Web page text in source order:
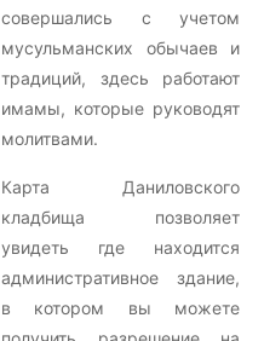
совершались с учетом
мусульманских обычаев и
традиций, здесь работают
имамы, которые руководят
молитвами.
Карта Даниловского
кладбища позволяет
увидеть где находится
административное здание,
в котором вы можете